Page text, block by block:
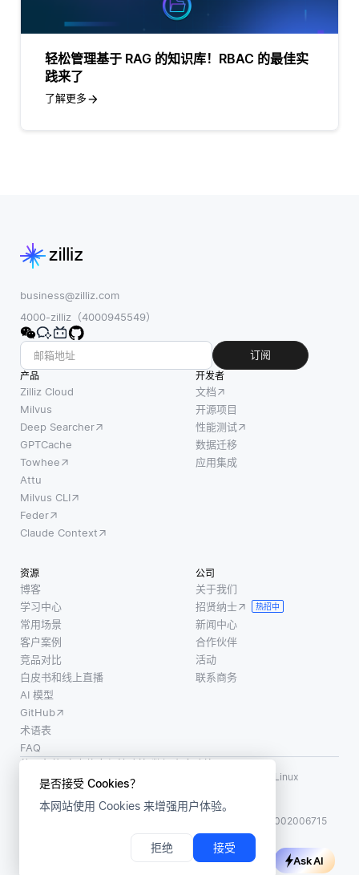
是否接受 Cookies？
本网站使用 Cookies 来增强用户体验。
拒绝 接受
轻松管理基于 RAG 的知识库！RBAC 的最佳实
践来了
了解更多
business@zilliz.com
4000-zilliz（4000945549）
订阅
产品
Zilliz Cloud
Milvus
Deep Searcher
GPTCache
Towhee
Attu
Milvus CLI
Feder
Claude Context
开发者
文档
开源项目
性能测试
数据迁移
应用集成
资源
博客
学习中心
常用场景
客户案例
竞品对比
白皮书和线上直播
AI 模型
GitHub
术语表
FAQ
公司
关于我们
招贤纳士
热招中
新闻中心
合作伙伴
活动
联系商务
使用条款·个人信息保护政策·数据安全政策
LF AI、LF AI & Data、Milvus，以及相关的开源项目名称为 Linux
Foundation 所有商标
版权所有 ©2026 上海赜睿信息科技有限公司保留所有权利
沪公网安备31011002006715
Ask AI